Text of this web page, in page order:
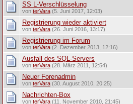
SS L-Verschlüsselung
von terVara(5. Juni 2017, 12:03)
Registrierung wieder aktiviert
von terVara(26. Juni 2016, 13:17)
Registrierung im Forum
von terVara(2. Dezember 2013, 12:16)
Ausfall des SQL-Servers
von terVara(28. März 2011, 12:54)
Neuer Forenadmin
von terVara(30. August 2010, 20:25)
Nachrichten-Box
von terVara(11. November 2010, 21:45)